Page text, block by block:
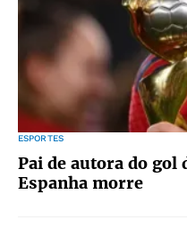
ESPORTES
Pai de autora do
Espanha morre